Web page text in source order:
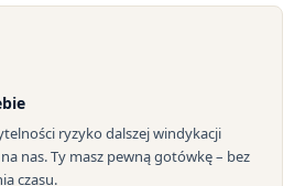
ryzyko dalszej windykacji
nas. Ty masz pewną gotówkę – bez
czasu.